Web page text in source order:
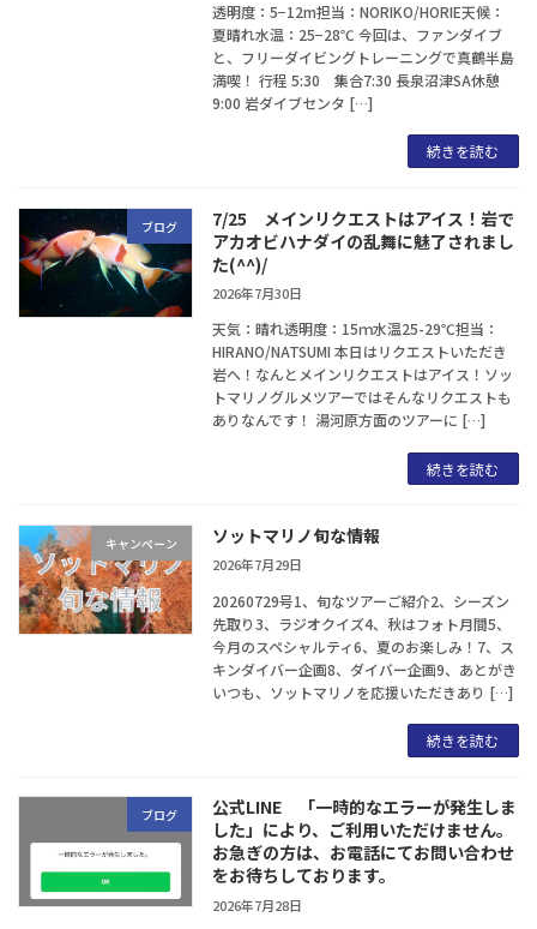
透明度：5−12m担当：NORIKO/HORIE天候：
夏晴れ水温：25−28℃ 今回は、ファンダイブ
と、フリーダイビングトレーニングで真鶴半島
満喫！ 行程 5:30 集合7:30 長泉沼津SA休憩
9:00 岩ダイブセンタ […]
続きを読む
ブログ
7/25 メインリクエストはアイス！岩で
アカオビハナダイの乱舞に魅了されまし
た(^^)/
2026年7月30日
天気：晴れ透明度：15ｍ水温25-29℃担当：
HIRANO/NATSUMI 本日はリクエストいただき
岩へ！なんとメインリクエストはアイス！ソッ
トマリノグルメツアーではそんなリクエストも
ありなんです！ 湯河原方面のツアーに […]
続きを読む
キャンぺーン ソットマリノ旬な情報
2026年7月29日
20260729号1、旬なツアーご紹介2、シーズン
先取り3、ラジオクイズ4、秋はフォト月間5、
今月のスペシャルティ6、夏のお楽しみ！7、ス
キンダイバー企画8、ダイバー企画9、あとがき
いつも、ソットマリノを応援いただきあり […]
続きを読む
ブログ
公式LINE 「一時的なエラーが発生しま
した」により、ご利用いただけません。
お急ぎの方は、お電話にてお問い合わせ
をお待ちしております。
2026年7月28日